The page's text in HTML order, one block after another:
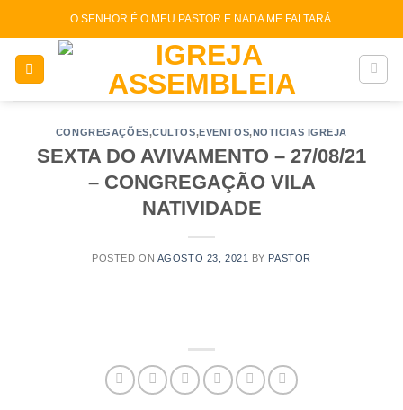
content
O SENHOR É O MEU PASTOR E NADA ME FALTARÁ.
CONGREGAÇÕES,CULTOS,EVENTOS,NOTICIAS IGREJA
SEXTA DO AVIVAMENTO – 27/08/21
– CONGREGAÇÃO VILA
NATIVIDADE
POSTED ON AGOSTO 23, 2021 BY PASTOR